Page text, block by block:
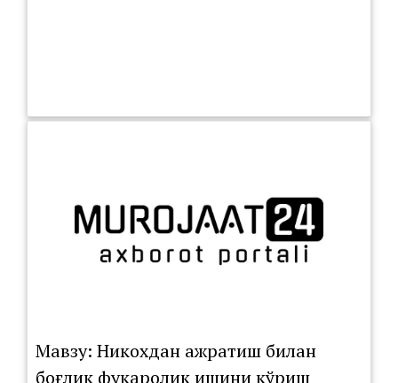
Мавзу: Никохдан ажратиш билан
боғлиқ фуқаролик ишини кўриш